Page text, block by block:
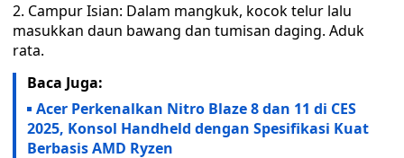
2. Campur Isian: Dalam mangkuk, kocok telur lalu
masukkan daun bawang dan tumisan daging. Aduk
rata.
Baca Juga:
Acer Perkenalkan Nitro Blaze 8 dan 11 di CES
2025, Konsol Handheld dengan Spesifikasi Kuat
Berbasis AMD Ryzen